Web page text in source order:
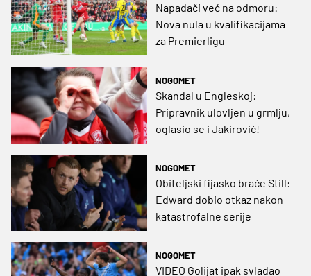
Napadači već na odmoru:
Nova nula u kvalifikacijama
za Premierligu
NOGOMET
Skandal u Engleskoj:
Pripravnik ulovljen u grmlju,
oglasio se i Jakirović!
NOGOMET
Obiteljski fijasko braće Still:
Edward dobio otkaz nakon
katastrofalne serije
NOGOMET
VIDEO Golijat ipak svladao